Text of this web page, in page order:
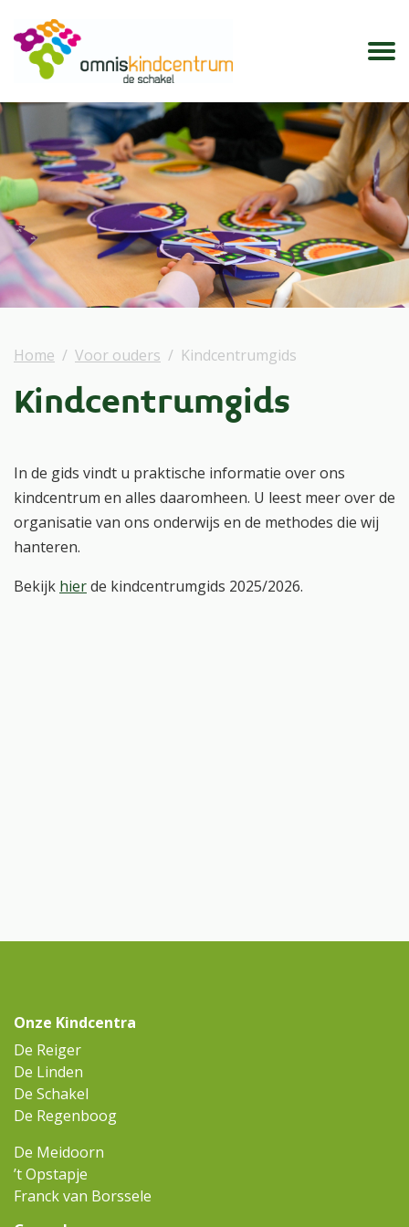
Home Voor ouders Kindcentrumgids
Kindcentrumgids
In de gids vindt u praktische informatie over ons
kindcentrum en alles daaromheen. U leest meer over de
organisatie van ons onderwijs en de methodes die wij
hanteren.
Bekijk hierde kindcentrumgids 2025/2026.
Onze Kindcentra
De Reiger
De Linden
De Schakel
De Regenboog
De Meidoorn
’t Opstapje
Franck van Borssele